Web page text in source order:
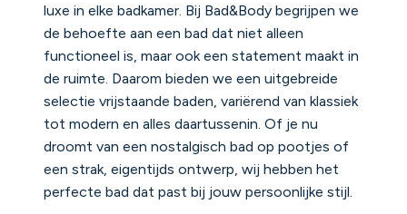
luxe in elke badkamer. Bij Bad&Body begrijpen we
de behoefte aan een bad dat niet alleen
functioneel is, maar ook een statement maakt in
de ruimte. Daarom bieden we een uitgebreide
selectie vrijstaande baden, variërend van klassiek
tot modern en alles daartussenin. Of je nu
droomt van een nostalgisch bad op pootjes of
een strak, eigentijds ontwerp, wij hebben het
perfecte bad dat past bij jouw persoonlijke stijl.